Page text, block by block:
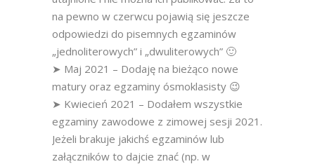
na pewno w czerwcu pojawią się jeszcze
odpowiedzi do pisemnych egzaminów
„jednoliterowych” i „dwuliterowych” 🙂
➤ Maj 2021 – Dodaję na bieżąco nowe
matury oraz egzaminy ósmoklasisty 😉
➤ Kwiecień 2021 – Dodałem wszystkie
egzaminy zawodowe z zimowej sesji 2021.
Jeżeli brakuje jakichś egzaminów lub
załączników to dajcie znać (np. w